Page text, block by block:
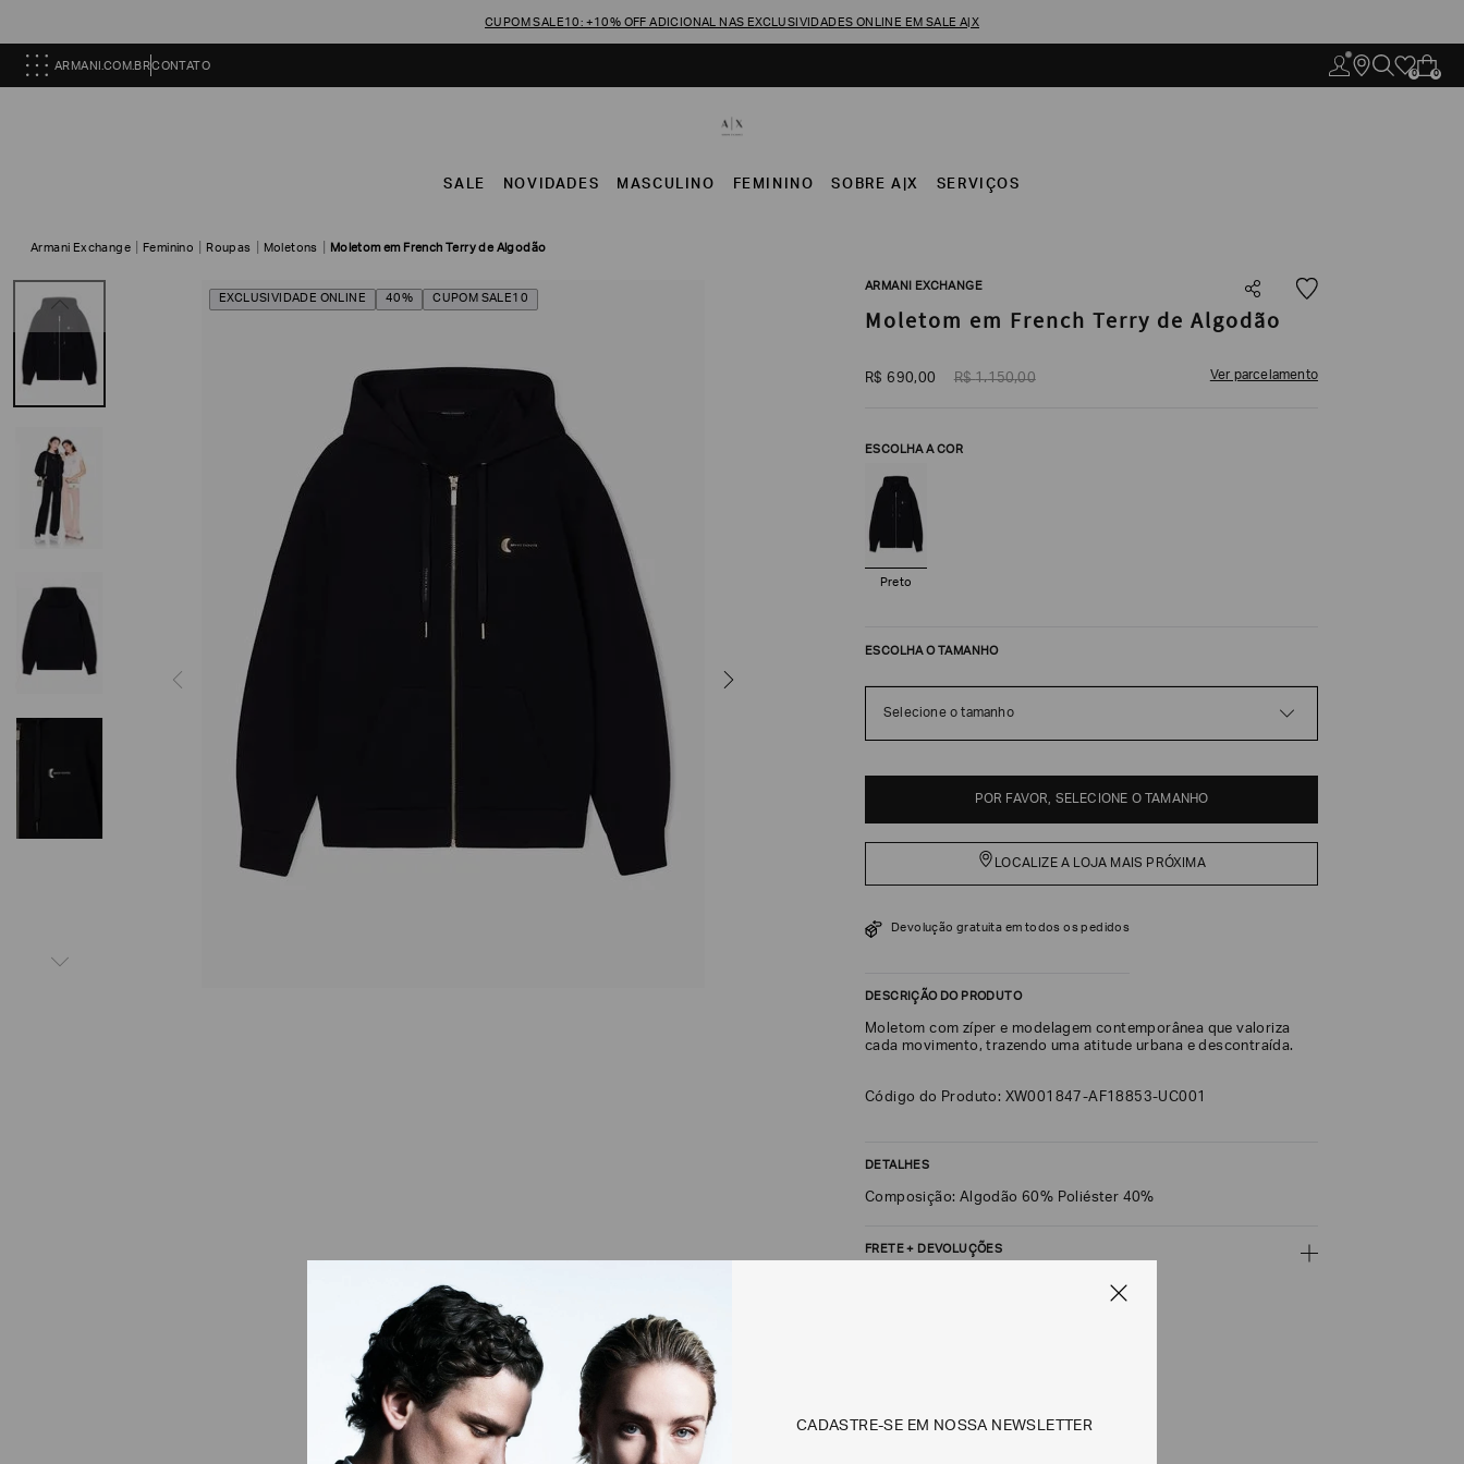
CUPOM SALE10: +10% OFF ADICIONAL NAS EXCLUSIVIDADES ONLINE EM SALE A|X
ARMANI.COM.BRCONTATO
0 0
SALE NOVIDADES MASCULINO FEMININO SOBRE A|X SERVIÇOS
Armani Exchange Feminino Roupas Moletons Moletom em French Terry de Algodão
EXCLUSIVIDADE ONLINE 40% CUPOM SALE10
ARMANI EXCHANGE
Moletom em French Terry de Algodão
R$ 690,00 R$ 1.150,00 Ver parcelamento
ESCOLHA A COR
Preto
ESCOLHA O TAMANHO
Selecione o tamanho
POR FAVOR, SELECIONE O TAMANHO
690 LOCALIZE A LOJA MAIS PRÓXIMA
Devolução gratuita em todos os pedidos
DESCRIÇÃO DO PRODUTO
Moletom com zíper e modelagem contemporânea que valoriza
cada movimento, trazendo uma atitude urbana e descontraída.
Código do Produto: XW001847-AF18853-UC001
DETALHES
Composição: Algodão 60% Poliéster 40%
FRETE + DEVOLUÇÕES
Os preços, prazos e tipos de entrega são válidos apenas para este produto
CADASTRE-SE EM NOSSA NEWSLETTER